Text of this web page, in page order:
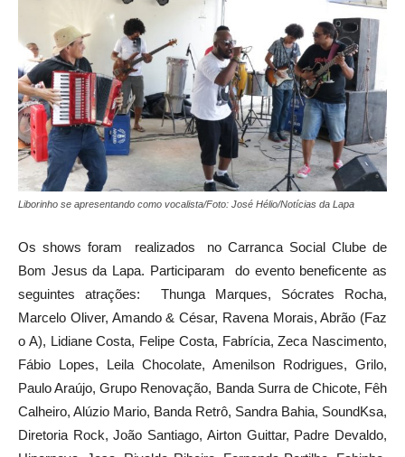
Liborinho se apresentando como vocalista/Foto: José Hélio/Notícias da Lapa
Os shows foram realizados no Carranca Social Clube de
Bom Jesus da Lapa. Participaram do evento beneficente as
seguintes atrações: Thunga Marques, Sócrates Rocha,
Marcelo Oliver, Amando & César, Ravena Morais, Abrão (Faz
o A), Lidiane Costa, Felipe Costa, Fabrícia, Zeca Nascimento,
Fábio Lopes, Leila Chocolate, Amenilson Rodrigues, Grilo,
Paulo Araújo, Grupo Renovação, Banda Surra de Chicote, Fêh
Calheiro, Alúzio Mario, Banda Retrô, Sandra Bahia, SoundKsa,
Diretoria Rock, João Santiago, Airton Guittar, Padre Devaldo,